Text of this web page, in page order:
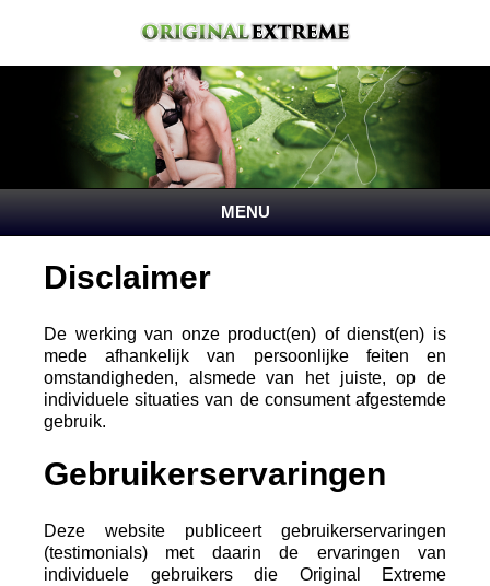
Home
MENU
Disclaimer
De werking van onze product(en) of dienst(en) is
mede afhankelijk van persoonlijke feiten en
omstandigheden, alsmede van het juiste, op de
individuele situaties van de consument afgestemde
gebruik.
Gebruikerservaringen
Deze website publiceert gebruikerservaringen
(testimonials) met daarin de ervaringen van
individuele gebruikers die Original Extreme